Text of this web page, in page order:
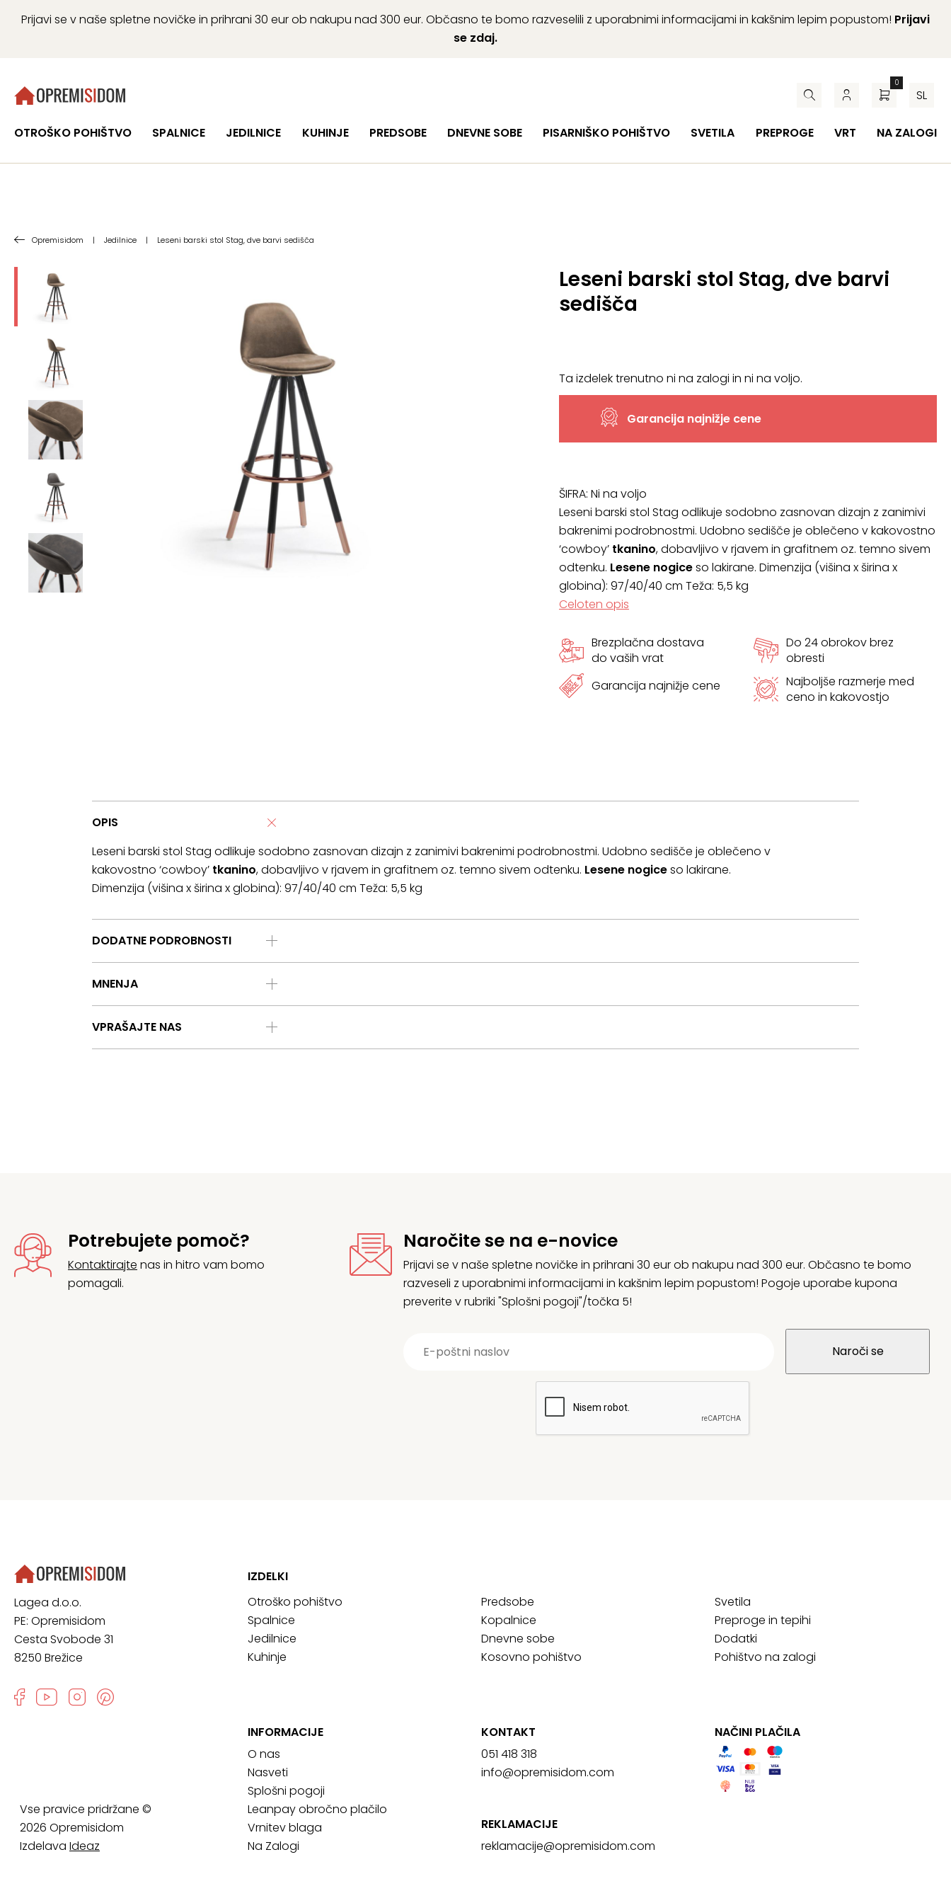
Prijavi se v naše spletne novičke in prihrani 30 eur ob nakupu nad 300 eur. Občasno te bomo razveselili z uporabnimi informacijami in kakšnim lepim popustom! Prijavi
se zdaj.
0
SL
OTROŠKO POHIŠTVO SPALNICE JEDILNICE KUHINJE PREDSOBE DNEVNE SOBE PISARNIŠKO POHIŠTVO SVETILA PREPROGE VRT NA ZALOGI
Opremisidom | Jedilnice | Leseni barski stol Stag, dve barvi sedišča
Leseni barski stol Stag, dve barvi
sedišča
Ta izdelek trenutno ni na zalogi in ni na voljo.
Garancija najnižje cene
ŠIFRA: Ni na voljo
Leseni barski stol Stag odlikuje sodobno zasnovan dizajn z zanimivi
bakrenimi podrobnostmi. Udobno sedišče je oblečeno v kakovostno
‘cowboy’ tkanino, dobavljivo v rjavem in grafitnem oz. temno sivem
odtenku. Lesene nogiceso lakirane. Dimenzija (višina x širina x
globina): 97/40/40 cm Teža: 5,5 kg
Celoten opis
Brezplačna dostava
do vaših vrat
Do 24 obrokov brez
obresti
Garancija najnižje cene
Najboljše razmerje med
ceno in kakovostjo
OPIS
Leseni barski stol Stag odlikuje sodobno zasnovan dizajn z zanimivi bakrenimi podrobnostmi. Udobno sedišče je oblečeno v
kakovostno ‘cowboy’ tkanino, dobavljivo v rjavem in grafitnem oz. temno sivem odtenku. Lesene nogiceso lakirane.
Dimenzija (višina x širina x globina): 97/40/40 cm Teža: 5,5 kg
DODATNE PODROBNOSTI
MNENJA
VPRAŠAJTE NAS
Potrebujete pomoč?
Kontaktirajte nas in hitro vam bomo
pomagali.
Naročite se na e-novice
Prijavi se v naše spletne novičke in prihrani 30 eur ob nakupu nad 300 eur. Občasno te bomo
razveseli z uporabnimi informacijami in kakšnim lepim popustom! Pogoje uporabe kupona
preverite v rubriki "Splošni pogoji"/točka 5!
Lagea d.o.o.
PE: Opremisidom
Cesta Svobode 31
8250 Brežice
Vse pravice pridržane ©
2026 Opremisidom
Izdelava Ideaz
IZDELKI
Otroško pohištvo
Spalnice
Jedilnice
Kuhinje
Predsobe
Kopalnice
Dnevne sobe
Kosovno pohištvo
Svetila
Preproge in tepihi
Dodatki
Pohištvo na zalogi
INFORMACIJE
O nas
Nasveti
Splošni pogoji
Leanpay obročno plačilo
Vrnitev blaga
Na Zalogi
KONTAKT
051 418 318
info@opremisidom.com
REKLAMACIJE
reklamacije@opremisidom.com
NAČINI PLAČILA